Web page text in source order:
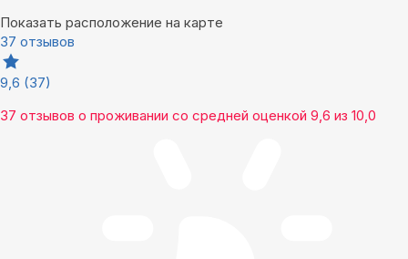
Показать расположение на карте
37 отзывов
9,6 (37)
37 отзывов о проживании со средней оценкой 9,6 из 10,0